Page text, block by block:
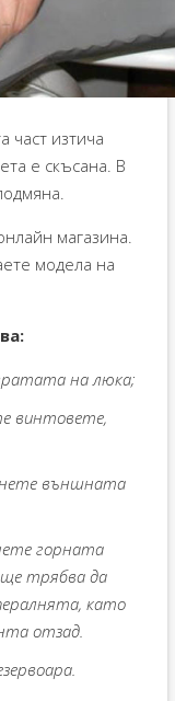
част изтича
е скъсана. В
магазина.
модела на
на люка;
винтовете,
външната
горната
трябва да
като
отзад.